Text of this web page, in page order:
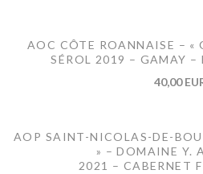
AOC CÔTE ROANNAISE – «
SÉROL 2019 – GAMAY
40,00
AOP SAINT-NICOLAS-DE-
» – DOMAINE Y.
2021 – CABERNET